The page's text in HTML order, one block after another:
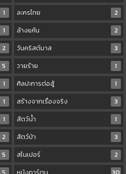
1 ละครไทย
2
1 ล้างแค้น
2
2 วันคริสต์มาส
3
5 วายร้าย
1
1 ศิลปะการต่อสู้
1
1 สร้างจากเรื่องจริง
3
1 สัตว์น้ำ
1
2 สัตว์ป่า
3
5 สไนเปอร์
2